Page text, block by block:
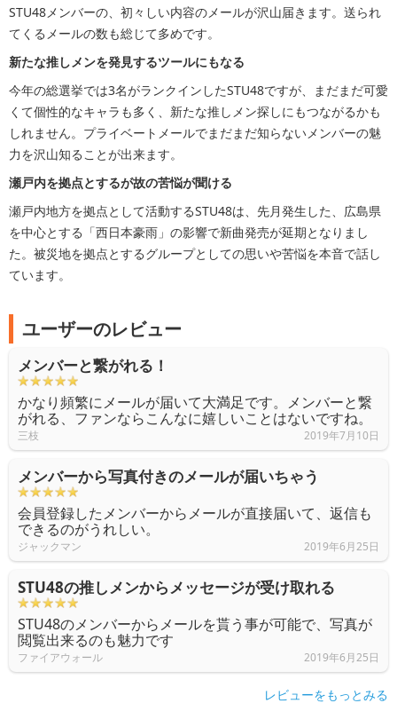
STU48メンバーの、初々しい内容のメールが沢山届きます。送られ
てくるメールの数も総じて多めです。
新たな推しメンを発見するツールにもなる
今年の総選挙では3名がランクインしたSTU48ですが、まだまだ可愛
くて個性的なキャラも多く、新たな推しメン探しにもつながるかも
しれません。プライベートメールでまだまだ知らないメンバーの魅
力を沢山知ることが出来ます。
瀬戸内を拠点とするが故の苦悩が聞ける
瀬戸内地方を拠点として活動するSTU48は、先月発生した、広島県
を中心とする「西日本豪雨」の影響で新曲発売が延期となりまし
た。被災地を拠点とするグループとしての思いや苦悩を本音で話し
ています。
ユーザーのレビュー
メンバーと繋がれる！
かなり頻繁にメールが届いて大満足です。メンバーと繋
がれる、ファンならこんなに嬉しいことはないですね。
三枝 2019年7月10日
メンバーから写真付きのメールが届いちゃう
会員登録したメンバーからメールが直接届いて、返信も
できるのがうれしい。
ジャックマン 2019年6月25日
STU48の推しメンからメッセージが受け取れる
STU48のメンバーからメールを貰う事が可能で、写真が
閲覧出来るのも魅力です
ファイアウォール 2019年6月25日
レビューをもっとみる